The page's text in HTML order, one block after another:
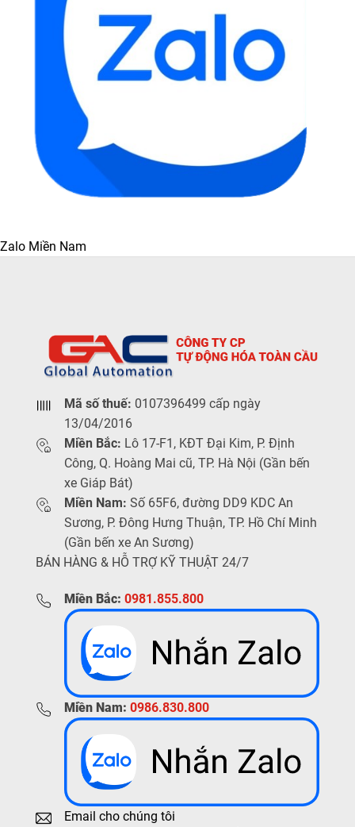
Zalo Miền Nam
Mã số thuế: 0107396499 cấp ngày
13/04/2016
Miền Bắc: Lô 17-F1, KĐT Đại Kim, P. Định
Công, Q. Hoàng Mai cũ, TP. Hà Nội (Gần bến
xe Giáp Bát)
Miền Nam: Số 65F6, đường DD9 KDC An
Sương, P. Đông Hưng Thuận, TP. Hồ Chí Minh
(Gần bến xe An Sương)
BÁN HÀNG & HỖ TRỢ KỸ THUẬT 24/7
Miền Bắc: 0981.855.800
Miền Nam: 0986.830.800
Email cho chúng tôi